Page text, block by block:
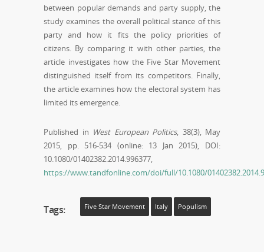
between popular demands and party supply, the
study examines the overall political stance of this
party and how it fits the policy priorities of
citizens. By comparing it with other parties, the
article investigates how the Five Star Movement
distinguished itself from its competitors. Finally,
the article examines how the electoral system has
limited its emergence.
Published in West European Politics, 38(3), May
2015, pp. 516-534 (online: 13 Jan 2015), DOI:
10.1080/01402382.2014.996377,
https://www.tandfonline.com/doi/full/10.1080/
Tags: Five Star Movement Italy Populism